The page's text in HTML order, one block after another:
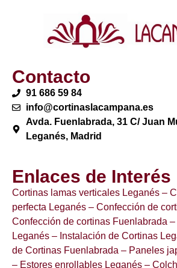
Contacto
91 686 59 84
info@cortinaslacampana.es
Avda. Fuenlabrada, 31 C/ Juan
Leganés, Madrid
Enlaces de Interés
Cortinas lamas verticales Leganés –
perfecta Leganés – Confección de
Confección de cortinas Fuenlabrada –
Leganés – Instalación de Cortinas
de Cortinas Fuenlabrada – Paneles
– Estores enrollables Leganés –